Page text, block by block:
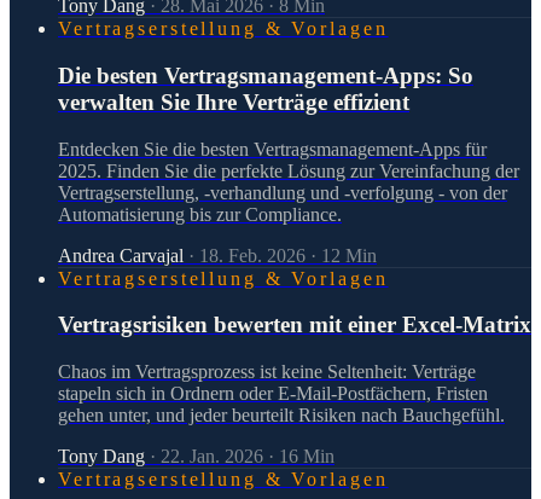
Tony Dang · 28. Mai 2026 · 8 Min
Vertragserstellung & Vorlagen
Die besten Vertragsmanagement-Apps: So
verwalten Sie Ihre Verträge effizient
Entdecken Sie die besten Vertragsmanagement-Apps für
2025. Finden Sie die perfekte Lösung zur Vereinfachung der
Vertragserstellung, -verhandlung und -verfolgung - von der
Automatisierung bis zur Compliance.
Andrea Carvajal · 18. Feb. 2026 · 12 Min
Vertragserstellung & Vorlagen
Vertragsrisiken bewerten mit einer Excel-Matrix
Chaos im Vertragsprozess ist keine Seltenheit: Verträge
stapeln sich in Ordnern oder E-Mail-Postfächern, Fristen
gehen unter, und jeder beurteilt Risiken nach Bauchgefühl.
Tony Dang · 22. Jan. 2026 · 16 Min
Vertragserstellung & Vorlagen